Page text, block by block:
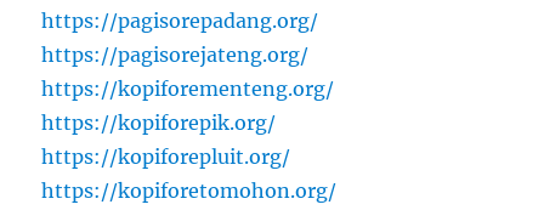
https://pagisorepadang.org/
https://pagisorejateng.org/
https://kopiforementeng.org/
https://kopiforepik.org/
https://kopiforepluit.org/
https://kopiforetomohon.org/